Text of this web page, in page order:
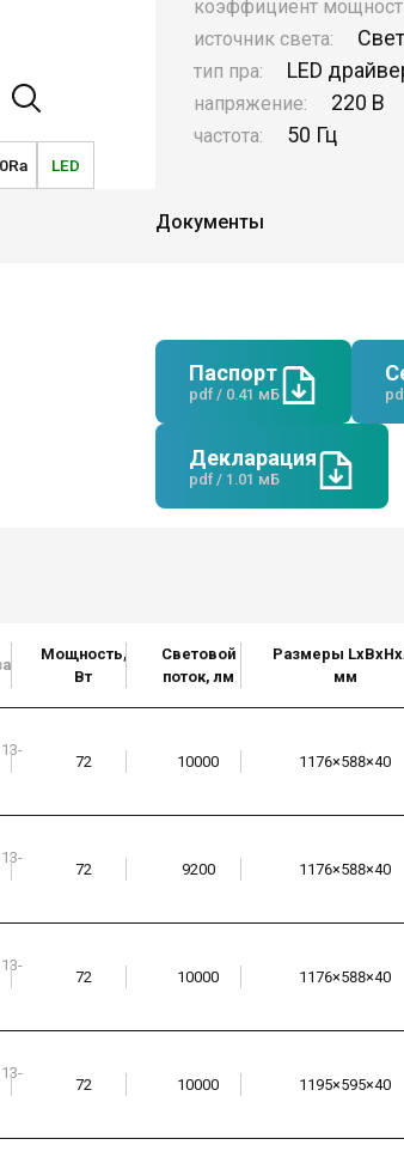
LED
коэффициент
источник света:
тип пра: LED
напряжение: 220 В
частота: 50 Гц
Документы
Паспорт
pdf / 0.41 мБ
Декларация
pdf / 1.01 мБ
Мощность,
Вт
Световой
поток, лм
Размеры
мм
72 10000 1176×588×40
72 9200 1176×588×40
72 10000 1176×588×40
72 10000 1195×595×40